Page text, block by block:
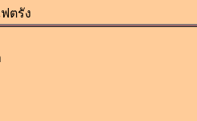
ตรัง